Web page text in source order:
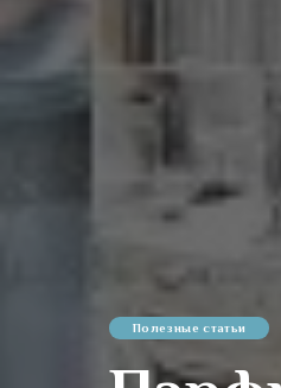
Полезные статьи